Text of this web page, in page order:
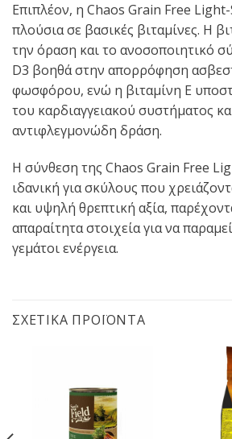
Επιπλέον, η Chaos Grain Free Light-
πλούσια σε βασικές βιταμίνες. Η
την όραση και το ανοσοποιητικό
D3 βοηθά στην απορρόφηση
φωσφόρου, ενώ η βιταμίνη Ε
του καρδιαγγειακού συστήματος
αντιφλεγμονώδη δράση.
Η σύνθεση της Chaos Grain Free
ιδανική για σκύλους που
και υψηλή θρεπτική αξία,
απαραίτητα στοιχεία για να
γεμάτοι ενέργεια.
ΣΧΕΤΙΚΆ ΠΡΟΪΌΝΤΑ